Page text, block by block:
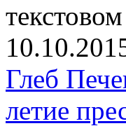
Глеб
летие